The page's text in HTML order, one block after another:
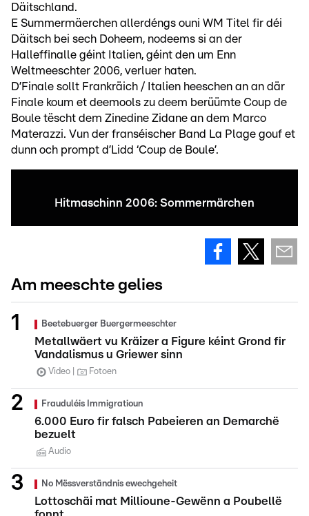
Däitschland.
E Summermäerchen allerdéngs ouni WM Titel fir déi
Däitsch bei sech Doheem, nodeems si an der
Halleffinalle géint Italien, géint den um Enn
Weltmeeschter 2006, verluer haten.
D’Finale sollt Frankräich / Italien heeschen an an där
Finale koum et deemools zu deem berüümte Coup de
Boule tëscht dem Zinedine Zidane an dem Marco
Materazzi. Vun der franséischer Band La Plage gouf et
dunn och prompt d’Lidd ‘Coup de Boule’.
Hitmaschinn 2006: Sommermärchen
Am meeschte gelies
Beetebuerger Buergermeeschter
Metallwäert vu Kräizer a Figure kéint Grond fir
Vandalismus u Griewer sinn
Video Fotoen
Frauduléis Immigratioun
6.000 Euro fir falsch Pabeieren an Demarchë
bezuelt
Audio
No Mëssverständnis ewechgeheit
Lottoschäi mat Millioune-Gewënn a Poubellë